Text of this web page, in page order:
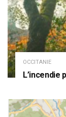
OCCITANIE
L’incendie